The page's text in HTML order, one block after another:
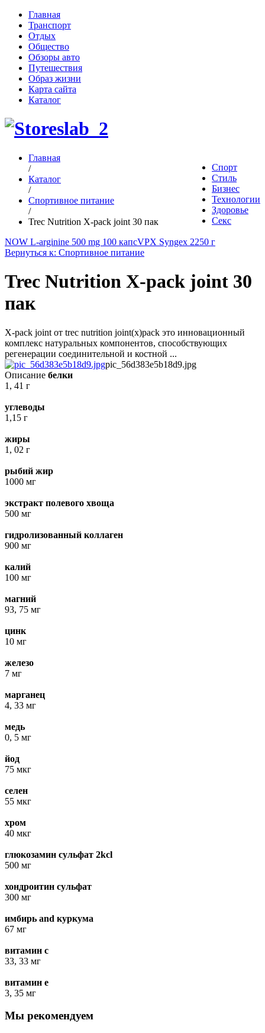
Главная
Транспорт
Отдых
Общество
Обзоры авто
Путешествия
Образ жизни
Карта сайта
Каталог
Спорт
Стиль
Бизнес
Технологии
Здоровье
Секс
Главная
/
Каталог
/
Спортивное питание
/
Trec Nutrition X-pack joint 30 пак
NOW L-arginine 500 mg 100 капсVPX Syngex 2250 г
Вернуться к: Спортивное питание
Trec Nutrition X-pack joint 30
пак
X-pack joint от trec nutrition joint(x)pack это инновационный
комплекс натуральных компонентов, способствующих
регенерации соединительной и костной ...
pic_56d383e5b18d9.jpg
Описание белки
1, 41 г
углеводы
1,15 г
жиры
1, 02 г
рыбий жир
1000 мг
экстракт полевого хвоща
500 мг
гидролизованный коллаген
900 мг
калий
100 мг
магний
93, 75 мг
цинк
10 мг
железо
7 мг
марганец
4, 33 мг
медь
0, 5 мг
йод
75 мкг
селен
55 мкг
хром
40 мкг
глюкозамин сульфат 2kcl
500 мг
хондроитин сульфат
300 мг
имбирь and куркума
67 мг
витамин с
33, 33 мг
витамин е
3, 35 мг
Мы рекомендуем